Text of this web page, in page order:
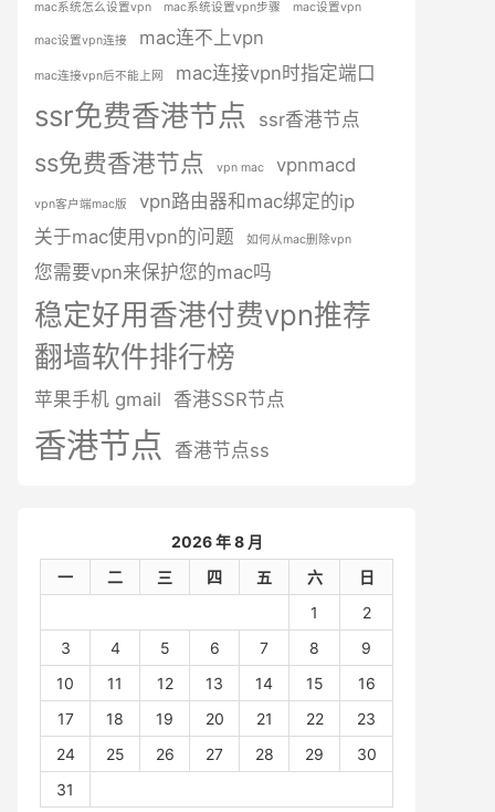
mac系统怎么设置vpn mac系统设置vpn步骤 mac设置vpn
mac设置vpn连接 mac连不上vpn
mac连接vpn后不能上网 mac连接vpn时指定端口
ssr免费香港节点 ssr香港节点
ss免费香港节点 vpn mac vpnmacd
vpn客户端mac版
vpn路由器和mac绑定的ip
关于mac使用vpn的问题
如何从mac删除vpn
您需要vpn来保护您的mac吗
稳定好用香港付费vpn推荐
翻墙软件排行榜
苹果手机 gmail 香港SSR节点
香港节点 香港节点ss
2026 年 8 月
一
二 三 四 五 六
日
1
2
3
4 5 6 7 8
9
10
11 12 13 14 15
16
17
18 19 20 21 22
23
24
25 26 27 28 29
30
31